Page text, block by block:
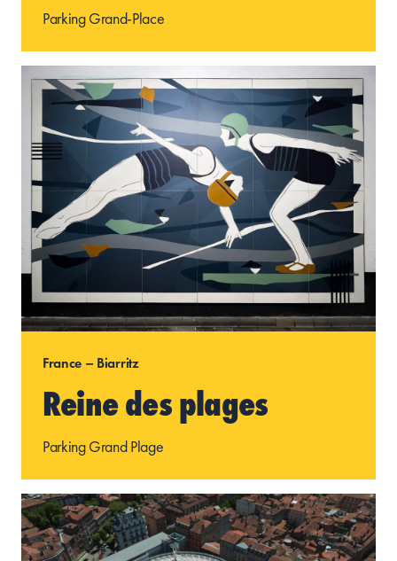
Parking Grand-Place
France – Biarritz
Reine des plages
Parking Grand Plage